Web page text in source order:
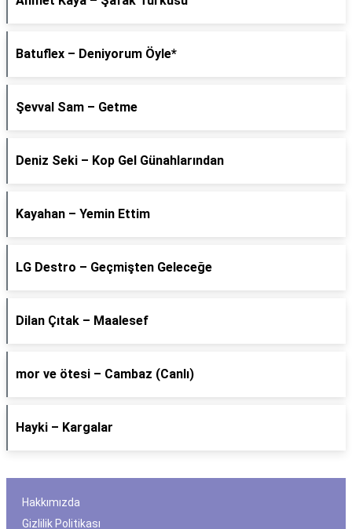
Batuflex – Deniyorum Öyle*
Şevval Sam – Getme
Deniz Seki – Kop Gel Günahlarından
Kayahan – Yemin Ettim
LG Destro – Geçmişten Geleceğe
Dilan Çıtak – Maalesef
​mor ve ötesi – Cambaz (Canlı)
Hayki – Kargalar
Hakkımızda
Gizlilik Politikası